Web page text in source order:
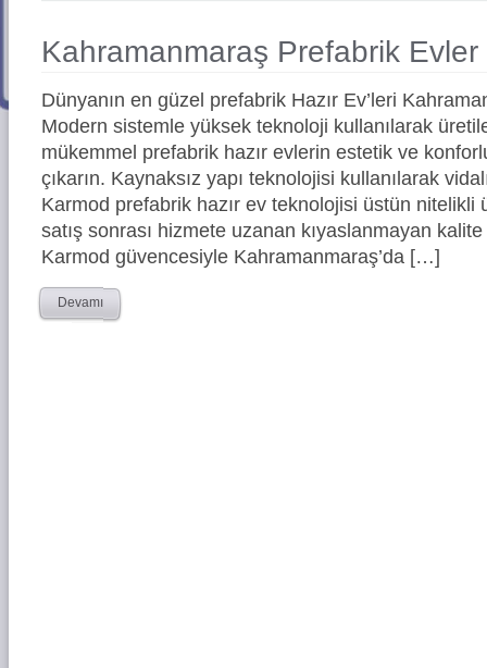
Kahramanmaraş Prefabrik Evler
Dünyanın en güzel prefabrik Hazır Ev’leri
Modern sistemle yüksek teknoloji kullanılarak
mükemmel prefabrik hazır evlerin estetik ve
çıkarın. Kaynaksız yapı teknolojisi kullanılarak
Karmod prefabrik hazır ev teknolojisi üstün nitelikli
satış sonrası hizmete uzanan kıyaslanmayan kalite
Karmod güvencesiyle Kahramanmaraş’da […]
Devamı